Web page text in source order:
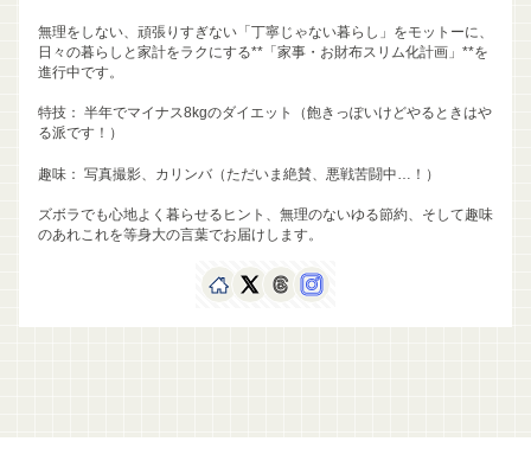
無理をしない、頑張りすぎない「丁寧じゃない暮らし」をモットーに、
日々の暮らしと家計をラクにする**「家事・お財布スリム化計画」**を
進行中です。
特技： 半年でマイナス8kgのダイエット（飽きっぽいけどやるときはや
る派です！）
趣味： 写真撮影、カリンバ（ただいま絶賛、悪戦苦闘中…！）
ズボラでも心地よく暮らせるヒント、無理のないゆる節約、そして趣味
のあれこれを等身大の言葉でお届けします。